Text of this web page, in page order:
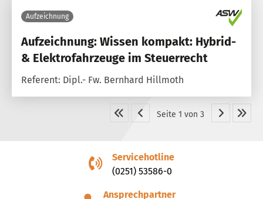
Aufzeichnung
Aufzeichnung: Wissen kompakt: Hybrid-
& Elektrofahrzeuge im Steuerrecht
Referent: Dipl.- Fw. Bernhard Hillmoth
Seite 1 von 3
Servicehotline
(0251) 53586-0
Ansprechpartner